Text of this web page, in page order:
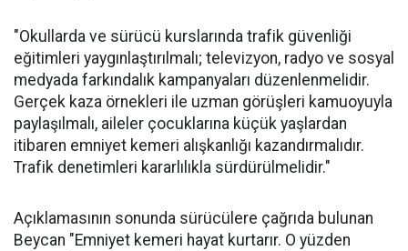
"Okullarda ve sürücü kurslarında trafik güvenliği
eğitimleri yaygınlaştırılmalı; televizyon, radyo ve sosyal
medyada farkındalık kampanyaları düzenlenmelidir.
Gerçek kaza örnekleri ile uzman görüşleri kamuoyuyla
paylaşılmalı, aileler çocuklarına küçük yaşlardan
itibaren emniyet kemeri alışkanlığı kazandırmalıdır.
Trafik denetimleri kararlılıkla sürdürülmelidir."
Açıklamasının sonunda sürücülere çağrıda bulunan
Beycan "Emniyet kemeri hayat kurtarır. O yüzden